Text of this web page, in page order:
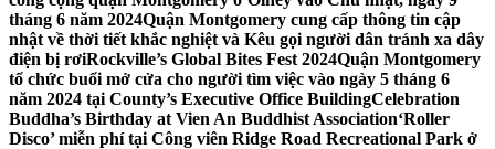
tháng 6 năm 2024Quận Montgomery cung cấp thông tin cập
nhật về thời tiết khắc nghiệt và Kêu gọi người dân tránh xa dây
điện bị rơiRockville’s Global Bites Fest 2024Quận Montgomery
tổ chức buổi mở cửa cho người tìm việc vào ngày 5 tháng 6
năm 2024 tại County’s Executive Office BuildingCelebration
Buddha’s Birthday at Vien An Buddhist Association‘Roller
Disco’ miễn phí tại Công viên Ridge Road Recreational Park ở